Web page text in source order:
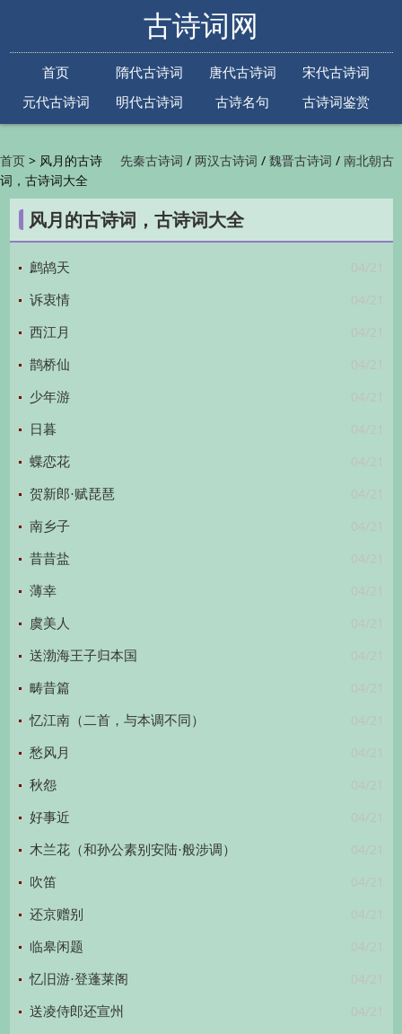
古诗词网
首页 隋代古诗词 唐代古诗词
宋代古诗词
元代古诗词
明代古诗词 古诗名句
古诗词鉴赏
先秦古诗词 /两汉古诗词 /魏晋古诗词 /南北朝古
代古诗词/金朝古诗词/元代古诗词/明代古诗词
/清代古诗词/近现代古诗词
鉴赏/古诗下一句/古诗上一句/
首页 > 风月的古诗
词，古诗词大全
风月的古诗词，古诗词大全
04/21
鹧鸪天
04/21
诉衷情
04/21
西江月
04/21
鹊桥仙
04/21
少年游
04/21
日暮
04/21
蝶恋花
04/21
贺新郎·赋琵琶
04/21
南乡子
04/21
昔昔盐
04/21
薄幸
04/21
虞美人
04/21
送渤海王子归本国
04/21
畴昔篇
04/21
忆江南（二首，与本调不同）
04/21
愁风月
04/21
秋怨
04/21
好事近
04/21
木兰花（和孙公素别安陆·般涉调）
04/21
吹笛
04/21
还京赠别
04/21
临皋闲题
04/21
忆旧游·登蓬莱阁
04/21
送凌侍郎还宣州